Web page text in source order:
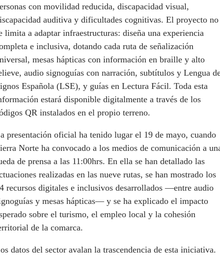
con movilidad reducida, discapacidad visual,
auditiva y dificultades cognitivas. El proyecto no
limita a adaptar infraestructuras: diseña una experiencia
e inclusiva, dotando cada ruta de señalización
mesas hápticas con información en braille y alto
audio signoguías con narración, subtítulos y Lengua
Española (LSE), y guías en Lectura Fácil. Toda esta
estará disponible digitalmente a través de los
QR instalados en el propio terreno.
presentación oficial ha tenido lugar el 19 de mayo, cuando
Norte ha convocado a los medios de comunicación a
de prensa a las 11:00hrs. En ella se han detallado las
realizadas en las nueve rutas, se han mostrado los
recursos digitales e inclusivos desarrollados —entre audio
y mesas hápticas— y se ha explicado el impacto
sobre el turismo, el empleo local y la cohesión
de la comarca.
datos del sector avalan la trascendencia de esta iniciativa.